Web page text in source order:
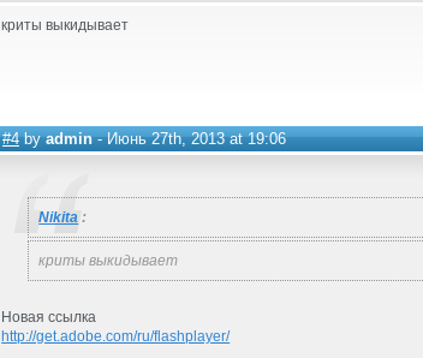
криты выкидывает
#4byadmin- Июнь 27th, 2013 at 19:06
Nikita :
криты выкидывает
Новая ссылка
http://get.adobe.com/ru/flashplayer/